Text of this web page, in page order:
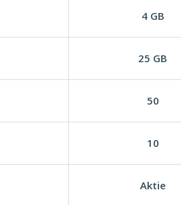
4 GB
25 GB
50
10
Aktie